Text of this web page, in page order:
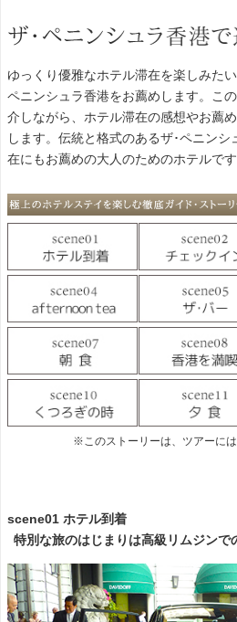
ゆっくり優雅なホテル滞在を楽しみた
ペニンシュラ香港をお薦めします。こ
介しながら、ホテル滞在の感想やお薦
します。伝統と格式のあるザ･ペニン
在にもお薦めの大人のためのホテルです
※このストーリーは、ツアーに
scene01 ホテル到着
特別な旅のはじまりは高級リムジンで